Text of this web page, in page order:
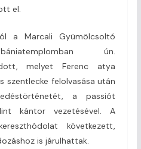
el.
a Marcali Gyümölcsoltó
ún.
melyet Ferenc atya
szentlecke felolvasása után
a passiót
kántor vezetésével. A
következett,
is járulhattak.